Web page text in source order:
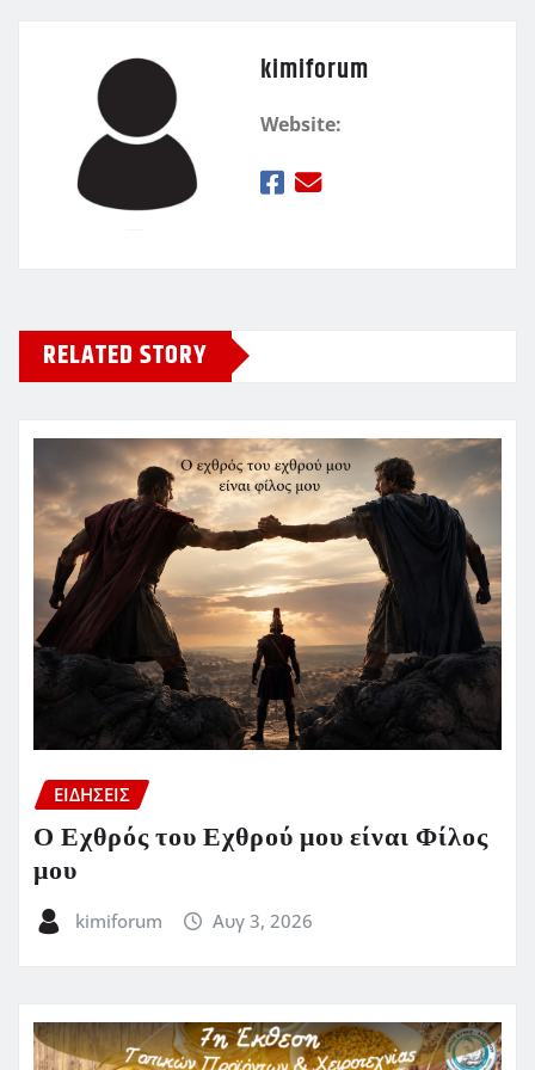
kimiforum
Website:
RELATED STORY
ΕΙΔΗΣΕΙΣ
Ο Εχθρός του Εχθρού μου είναι Φίλος
μου
kimiforum Αυγ 3, 2026